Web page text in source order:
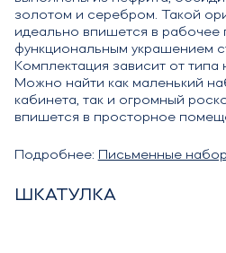
золотом и серебром. Такой
идеально впишется в рабочее
функциональным украшением
Комплектация зависит от
Можно найти как маленький
кабинета, так и огромный
впишется в просторное
Подробнее: Письменные
ШКАТУЛКА